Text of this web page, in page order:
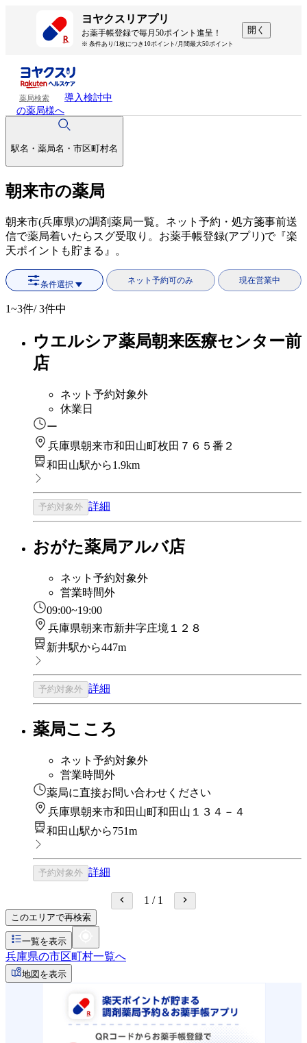
ヨヤクスリアプリ
お薬手帳登録で毎月50ポイント進呈！
※ 条件あり/1枚につき10ポイント/月間最大50ポイント
開く
薬局検索
導入検討中
の薬局様へ
駅名・薬局名・市区町村名
朝来市の薬局
朝来市(兵庫県)の調剤薬局一覧。ネット予約・処方箋事前送
信で薬局着いたらスグ受取り。お薬手帳登録(アプリ)で『楽
天ポイントも貯まる』。
条件選択 ネット予約可のみ 現在営業中
1~3件/ 3件中
ウエルシア薬局朝来医療センター前
店
ネット予約対象外
休業日
ー
兵庫県朝来市和田山町枚田７６５番２
和田山駅から1.9km
予約対象外 詳細
おがた薬局アルバ店
ネット予約対象外
営業時間外
09:00~19:00
兵庫県朝来市新井字庄境１２８
新井駅から447m
予約対象外 詳細
薬局こころ
ネット予約対象外
営業時間外
薬局に直接お問い合わせください
兵庫県朝来市和田山町和田山１３４－４
和田山駅から751m
予約対象外 詳細
1 / 1
このエリアで再検索
一覧を表示
兵庫県の市区町村一覧へ
地図を表示